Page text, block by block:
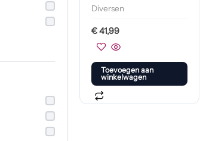
Diversen
€41,99
Toevoegen aan
winkelwagen